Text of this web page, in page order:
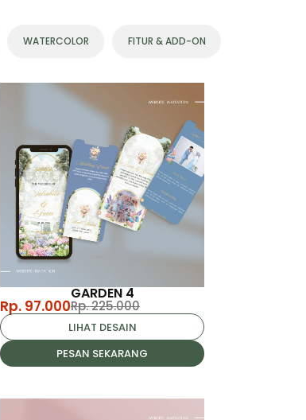
WATERCOLOR FITUR & ADD-ON
GARDEN 4
Rp. 97.000Rp. 225.000
LIHAT DESAIN
PESAN SEKARANG